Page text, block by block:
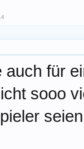
auch für
sooo